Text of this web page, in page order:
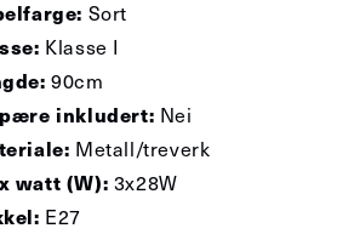
Sort
Klasse I
90cm
inkludert: Nei
Metall/treverk
watt (W): 3x28W
E27